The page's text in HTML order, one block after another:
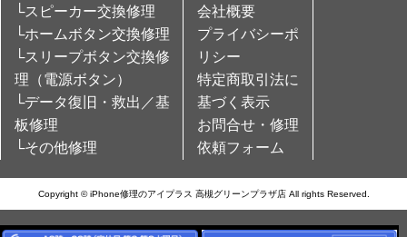
└スピーカー交換修理
└ホームボタン交換修理
└スリープボタン交換修
理（電源ボタン）
└データ復旧・救出／基
板修理
└その他修理
会社概要
プライバシーポ
リシー
特定商取引法に
基づく表示
お問合せ・修理
依頼フォーム
Copyright © iPhone修理のアイプラス 高槻グリーンプラザ店 All rights Reserved.